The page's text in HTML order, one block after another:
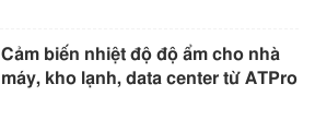
Cảm biến nhiệt độ độ ẩm cho nhà
máy, kho lạnh, data center từ ATPro